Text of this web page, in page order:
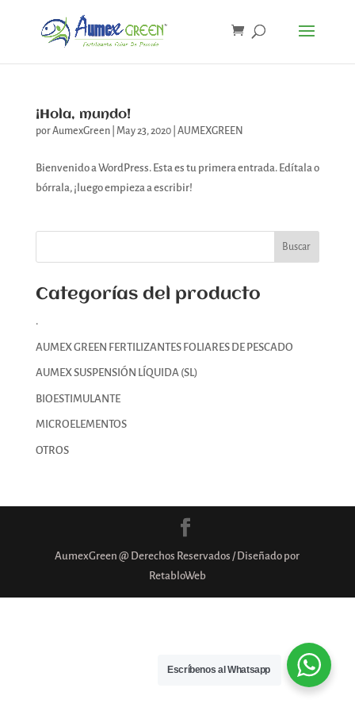
¡Hola, mundo!
porAumexGreen| May 23, 2020| AUMEXGREEN
Bienvenido a WordPress. Esta es tu primera entrada. Edítala o
bórrala, ¡luego empieza a escribir!
Categorías del producto
.
AUMEX GREEN FERTILIZANTES FOLIARES DE PESCADO
AUMEX SUSPENSIÓN LÍQUIDA (SL)
BIOESTIMULANTE
MICROELEMENTOS
OTROS
AumexGreen @ Derechos Reservados / Diseñado por
RetabloWeb
Escríbenos al Whatsapp